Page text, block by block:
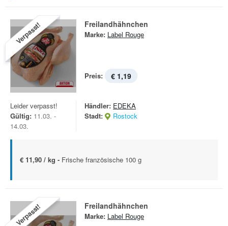
Verpasst! Freilandhähnchen
Marke: Label Rouge
Preis: € 1,19
Leider verpasst!
Gültig: 11.03. -
14.03.
Händler: EDEKA
Stadt:
Rostock
€ 11,90 / kg - Frische französische 100 g
Verpasst! Freilandhähnchen
Marke: Label Rouge